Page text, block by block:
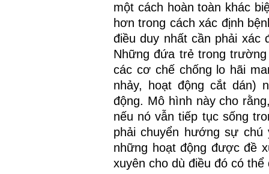
một cách hoàn toàn khác
hơn trong cách xác định
điều duy nhất cần phải xác
Những đứa trẻ trong
các cơ chế chống lo hãi
nhảy, hoạt động cắt dán)
động. Mô hình này cho
nếu nó vẫn tiếp tục sống
phải chuyển hướng sự
những hoạt động được đề
xuyên cho dù điều đó có